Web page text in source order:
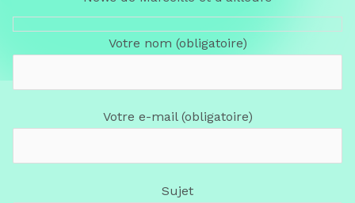
Votre nom (obligatoire)
Votre e-mail (obligatoire)
Sujet